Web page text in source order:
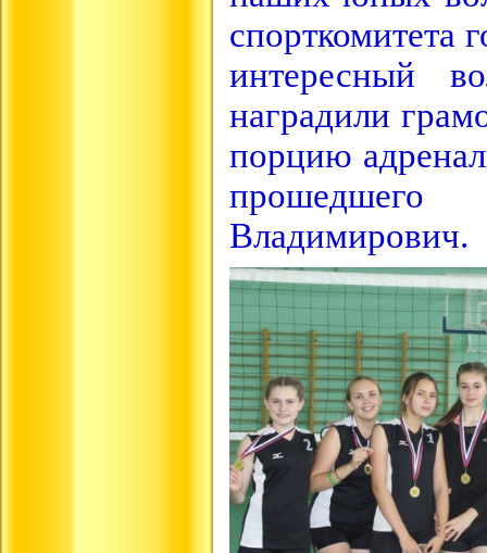
спорткомитета
интересный
наградили
порцию
прошедшего
Владимирович.